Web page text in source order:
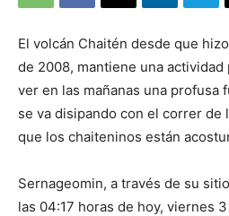
El volcán Chaitén desde que
de 2008, mantiene una actividad
ver en las mañanas una profusa
se va disipando con el correr de
que los chaiteninos están
Sernageomin, a través de su
las 04:17 horas de hoy, viernes